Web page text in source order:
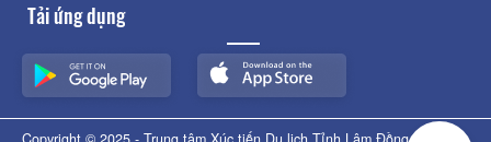
Tải ứng dụng